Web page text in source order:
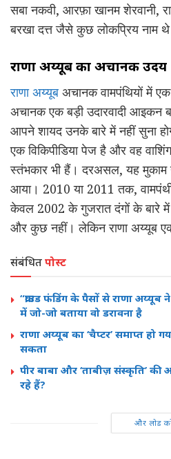
सबा नकवी, आरफ़ा खानम शेरवानी,
बरखा दत्त जैसे कुछ लोकप्रिय नाम
राणा अय्यूब का अचानक उदय
राणा अय्यूब अचानक वामपंथियों में
अचानक एक बड़ी उदारवादी
आपने शायद उनके बारे में नहीं सुना
एक विकिपीडिया पेज है और वह
स्तंभकार भी हैं। दरअसल, यह
आया। 2010 या 2011 तक,
केवल 2002 के गुजरात दंगों के बारे
और कुछ नहीं। लेकिन राणा अय्यूब
संबंधितपोस्ट
“क्राउड फंडिंग के पैसों से राणा अय्यूब
में जो-जो बताया वो डरावना है
राणा अय्यूब का ‘चैप्टर’ समाप्त हो
सकता
पीर बाबा और ‘ताबीज़ संस्कृति’ की
रहे हैं?
और लोड